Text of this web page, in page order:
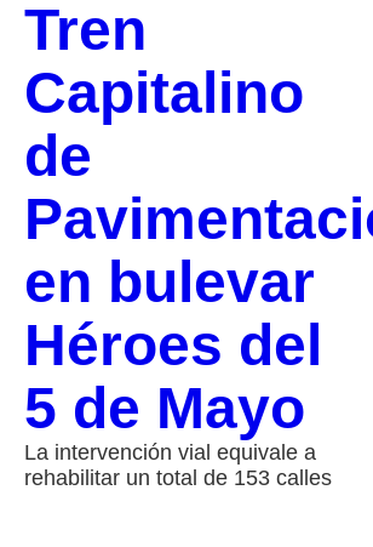
Tren
Capitalino
de
en bulevar
Héroes del
5 de Mayo
La intervención vial equivale a
rehabilitar un total de 153 calles